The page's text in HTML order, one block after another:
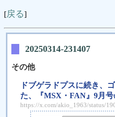
[戻る]
20250314-231407
その他
ドブゲラドプスに続き、
た、『MSX・FAN』9月
https://x.com/akio_1963/status/